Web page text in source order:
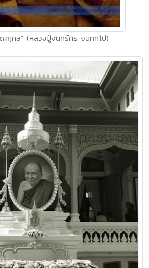
กุศล" (หลวงปู่จันทร์ศรี จนฺททีโป)